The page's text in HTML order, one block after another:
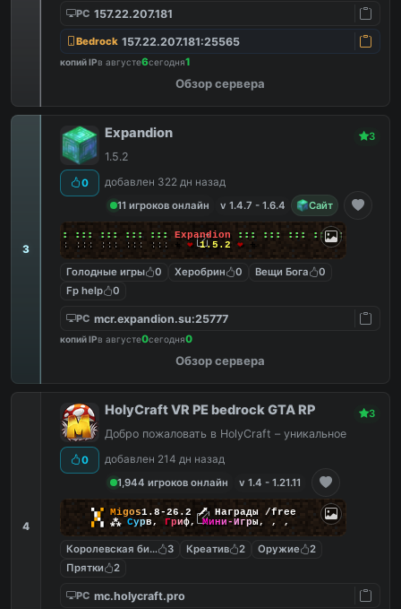
PC 157.22.207.181
Bedrock 157.22.207.181:25565
копий IPв августе6сегодня1
Обзор сервера
3
0
Expandion 3
1.5.2
добавлен 322 дн назад
11 игроков онлайн
v 1.4.7 - 1.6.4 Сайт
::: ::: ::: ::: ::: Expandion ::: ::: ::: ::: :::
╚╝::: ::: ::: ::: ::: ::: + ❤ 1.5.2 ❤+
Голодные игры 0 Херобрин 0 Вещи Бога
0
Fp help
0
PC mcr.expandion.su:25777
копий IPв августе0сегодня0
Обзор сервера
4
0
HolyCraft VR PE bedrock GTA RP 3
Добро пожаловать в HolyCraft – уникальное
добавлен 214 дн назад
1,944 игроков онлайн
v 1.4 - 1.21.11
▚▞ Migos1.8-26.2🗡 Награды /free
▞▚ ⁂ Сурв, Гриф,Мини-Игры, , ,
Королевская битва3 Креатив 2 Оружие
2
Прятки
2
PC mc.holycraft.pro